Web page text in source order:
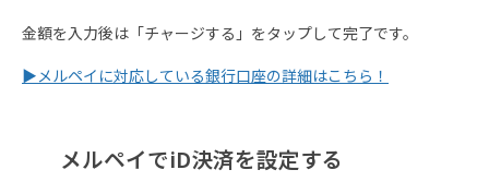
金額を入力後は「チャージする」をタップして完了です。
▶︎メルペイに対応している銀行口座の詳細はこちら！
メルペイでiD決済を設定する